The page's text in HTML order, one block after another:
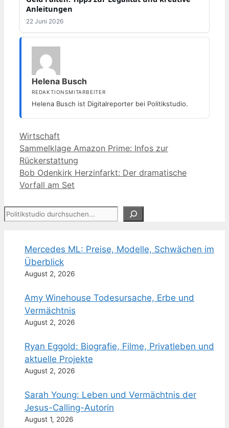
Anleitungen
22 Juni 2026
Helena Busch
REDAKTIONSMITARBEITER
Helena Busch ist Digitalreporter bei Politikstudio.
Kategorien
Wirtschaft
Sammelklage Amazon Prime: Infos zur
Rückerstattung
Bob Odenkirk Herzinfarkt: Der dramatische
Vorfall am Set
Suchen
Mercedes ML: Preise, Modelle, Schwächen im
Überblick
August 2, 2026
Amy Winehouse Todesursache, Erbe und
Vermächtnis
August 2, 2026
Ryan Eggold: Biografie, Filme, Privatleben und
aktuelle Projekte
August 2, 2026
Sarah Young: Leben und Vermächtnis der
Jesus-Calling-Autorin
August 1, 2026